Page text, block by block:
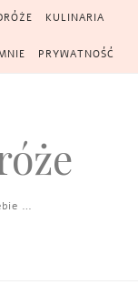
KULINARIA
PRYWATNOŚĆ
…